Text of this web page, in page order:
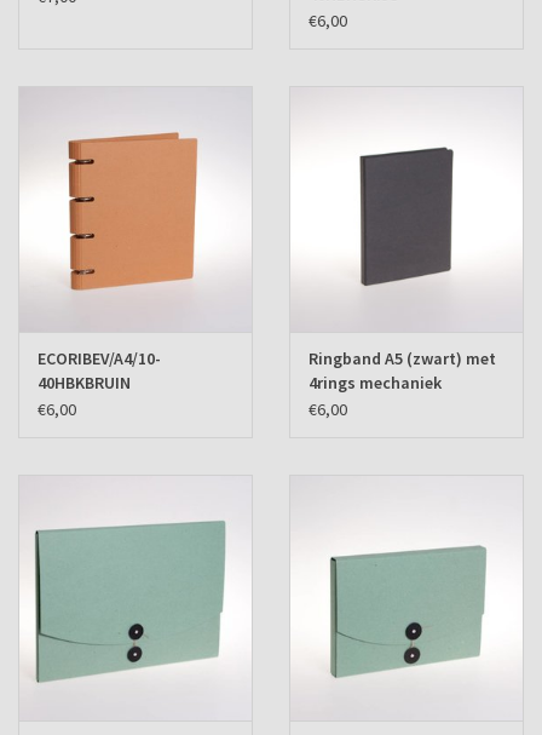
€6,00
ECORIBEV/A4/10-
40HBKBRUIN
€6,00
Ringband A5 (zwart) met
4rings mechaniek
€6,00